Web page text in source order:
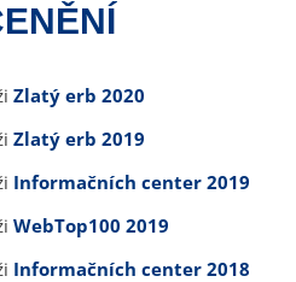
Zlatý erb 2020
Zlatý erb 2019
Informačních center 2019
WebTop100 2019
Informačních center 2018